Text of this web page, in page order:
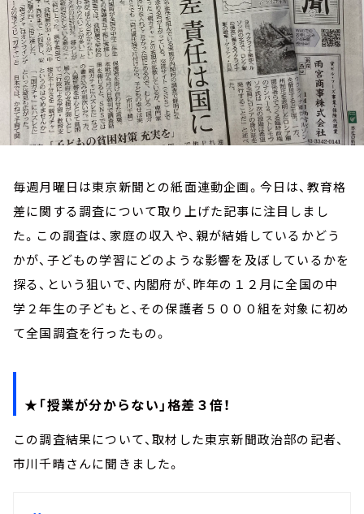
毎週月曜日は東京新聞との紙面連動企画。今日は、教育格
差に関する調査について取り上げた記事に注目しまし
た。この調査は、家庭の収入や、親が結婚しているかどう
かが、子どもの学習にどのような影響を及ぼしているかを
探る、という狙いで、内閣府が、昨年の１２月に全国の中
学２年生の子どもと、その保護者５０００組を対象に初め
て全国調査を行ったもの。
★「授業が分からない」格差３倍！
この調査結果について、取材した東京新聞政治部の記者、
市川千晴さんに聞きました。